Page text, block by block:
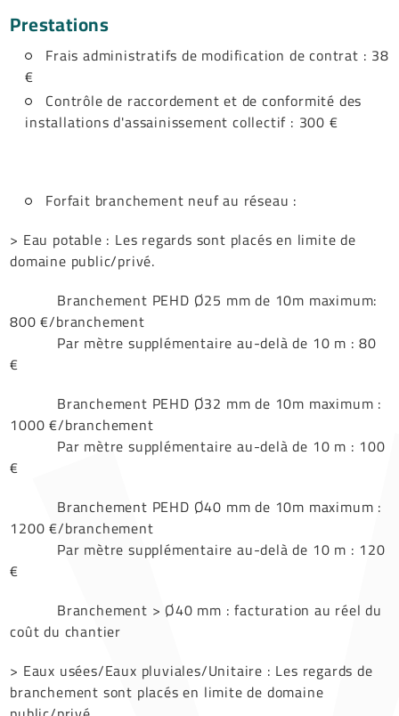
Prestations
Frais administratifs de modification de contrat : 38
€
Contrôle de raccordement et de conformité des
installations d'assainissement collectif : 300 €
Forfait branchement neuf au réseau :
> Eau potable : Les regards sont placés en limite de
domaine public/privé.
Branchement PEHD Ø25 mm de 10m maximum:
800 €/branchement
Par mètre supplémentaire au-delà de 10 m : 80
€
Branchement PEHD Ø32 mm de 10m maximum :
1000 €/branchement
Par mètre supplémentaire au-delà de 10 m : 100
€
Branchement PEHD Ø40 mm de 10m maximum :
1200 €/branchement
Par mètre supplémentaire au-delà de 10 m : 120
€
Branchement > Ø40 mm : facturation au réel du
coût du chantier
> Eaux usées/Eaux pluviales/Unitaire : Les regards de
branchement sont placés en limite de domaine